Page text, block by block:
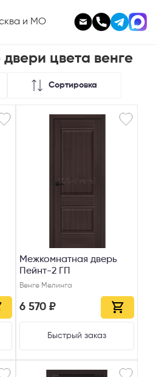
и МО
цвета венге
Сортировка
Межкомнатная дверь
Пейнт-2 ГП
Венге Мелинга
6 570 ₽
Быстрый заказ